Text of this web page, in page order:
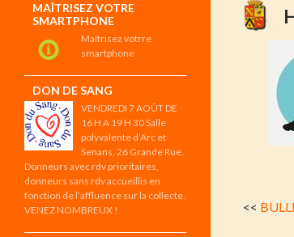
<<
MAÎTRISEZ VOTRE
SMARTPHONE
Maîtrisez votrre
smartphone
DON DE SANG
VENDREDI 7 AOÛT DE
16 H A 19 H 30 Salle
polyvalente d’Arc et
Senans, 26 Grande Rue.
Donneurs avec rdv prioritaires,
donneurs sans rdv accueillis en
fonction de l’affluence sur la collecte.
VENEZ NOMBREUX !